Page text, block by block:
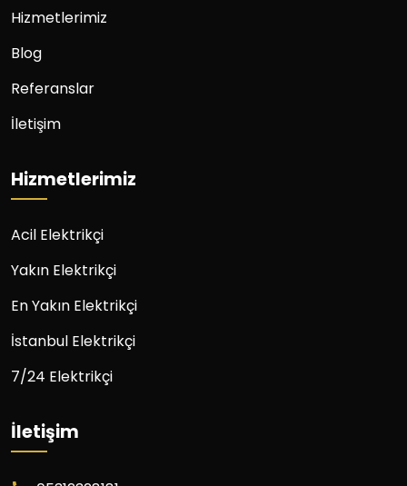
Hizmetlerimiz
Blog
Referanslar
İletişim
Hizmetlerimiz
Acil Elektrikçi
Yakın Elektrikçi
En Yakın Elektrikçi
İstanbul Elektrikçi
7/24 Elektrikçi
İletişim